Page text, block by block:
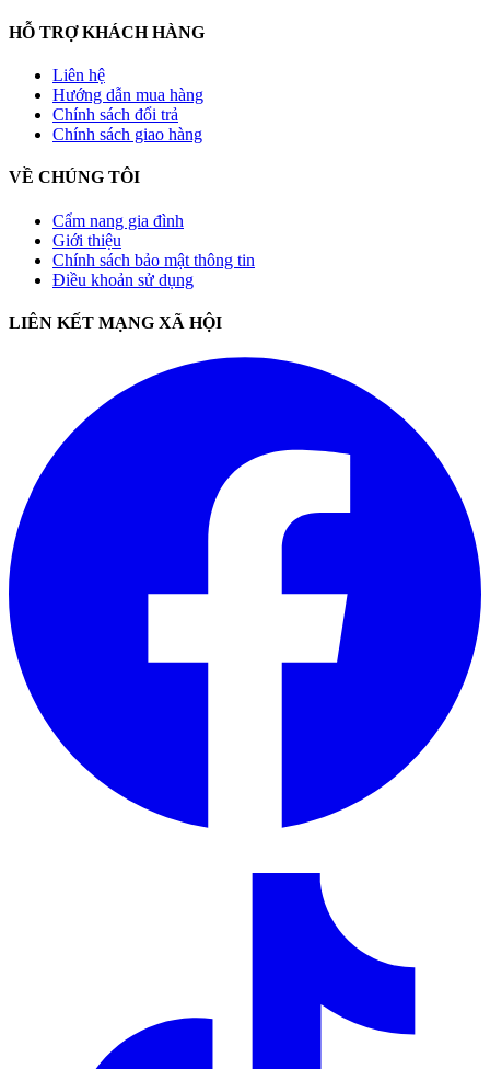
HỖ TRỢ KHÁCH HÀNG
Liên hệ
Hướng dẫn mua hàng
Chính sách đổi trả
Chính sách giao hàng
VỀ CHÚNG TÔI
Cẩm nang gia đình
Giới thiệu
Chính sách bảo mật thông tin
Điều khoản sử dụng
LIÊN KẾT MẠNG XÃ HỘI